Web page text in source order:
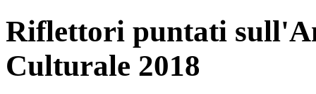
Riflettori puntati
Culturale 2018